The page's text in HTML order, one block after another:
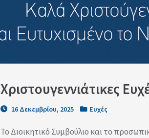
Χριστουγεννιάτικες
16 Δεκεμβρίου, 2025 Ευχές
Το Διοικητικό Συμβούλιο και το